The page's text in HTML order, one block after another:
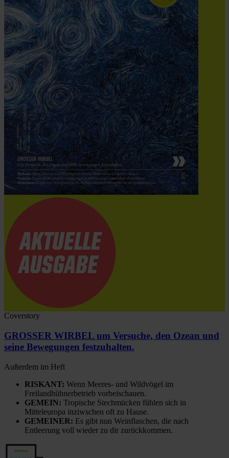
Coverstory
GROSSER WIRBEL um Versuche, den Ozean und
seine Bewegungen festzuhalten.
Außerdem im Heft
RISKANT: Wenn Meeres- und Wildvögel im
Freilandhühnerbetrieb vorbeischauen.
GEMEIN: Tropische Stechmücken fühlen sich in
Mitteleuropa inziwschen oft zu Hause.
GEMEINER: Es gibt nun Weinflaschen, die nach
Entleerung voll wieder zu dir zurückkommen.